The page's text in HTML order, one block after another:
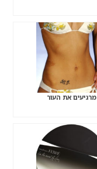
מרגיעים את העור